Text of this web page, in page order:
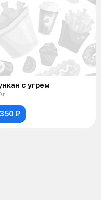
с угрем
г
350 ₽